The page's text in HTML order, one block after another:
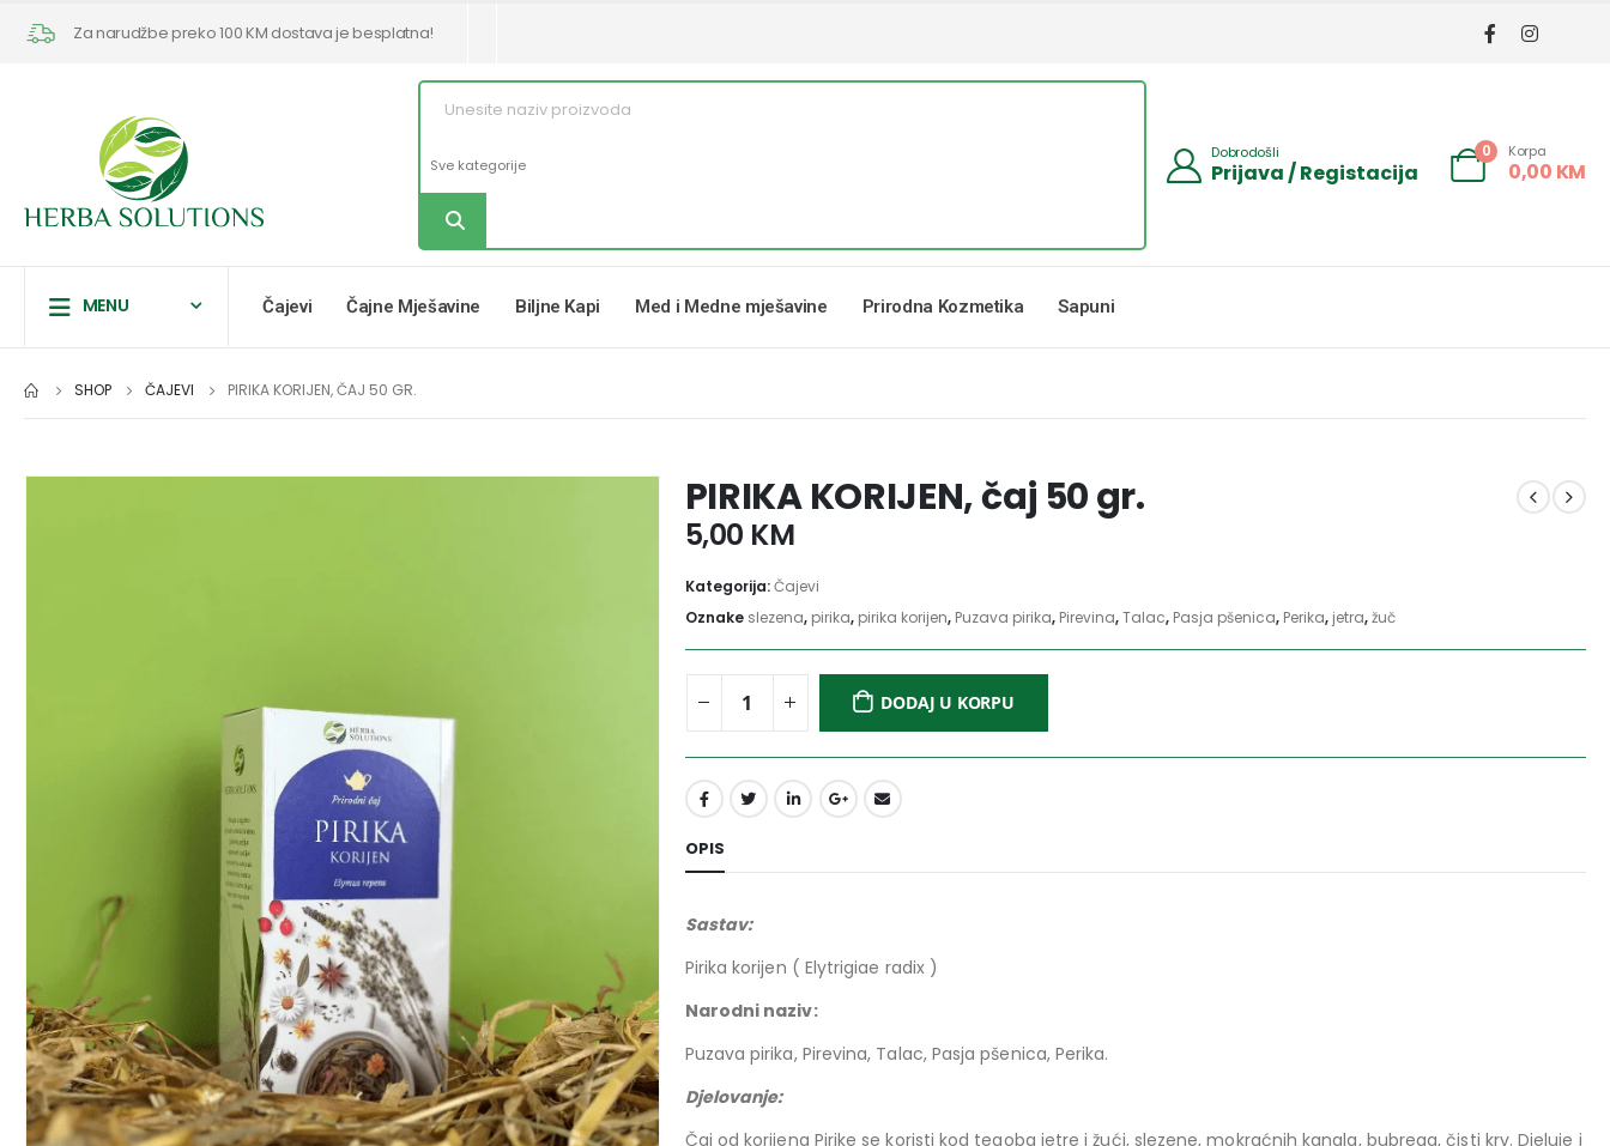
Za narudžbe preko 100 KM dostava je besplatna!
Dobrodošli
Prijava / Registacija
0 Korpa
0,00 KM
MENU Čajevi Čajne Mješavine Biljne Kapi Med i Medne mješavine Prirodna Kozmetika Sapuni
SHOP ČAJEVI PIRIKA KORIJEN, ČAJ 50 GR.
PIRIKA KORIJEN, čaj 50 gr.
5,00 KM
Kategorija:Čajevi
Oznake slezena, pirika, pirika korijen, Puzava pirika, Pirevina,Talac, Pasja pšenica, Perika, jetra,žuč
DODAJ U KORPU
OPIS
Sastav:
Pirika korijen ( Elytrigiae radix )
Narodni naziv:
Puzava pirika, Pirevina, Talac, Pasja pšenica, Perika.
Djelovanje:
Čaj od korijena Pirike se koristi kod tegoba jetre i žući, slezene, mokraćnih kanala, bubrega, čisti krv. Djeluje i